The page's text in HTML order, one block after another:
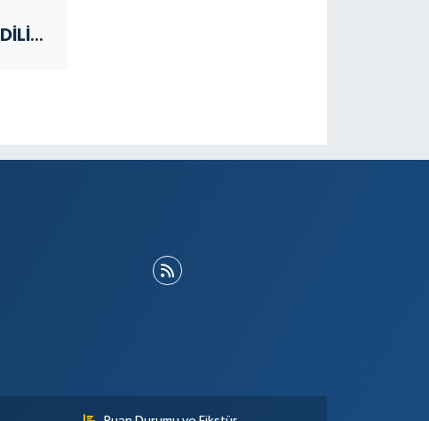
ABDURRAHMAN DİLİPAK